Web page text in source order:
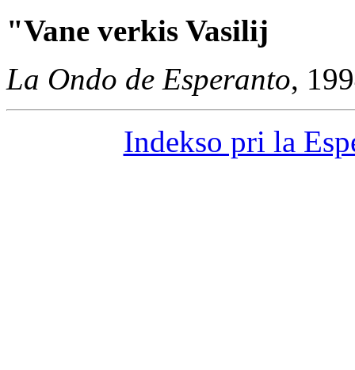
"Vane verkis Vasilij
La Ondo de Esperanto,
Indekso pri la